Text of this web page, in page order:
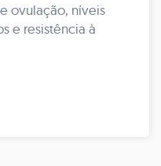
ovulação, níveis
e resistência à